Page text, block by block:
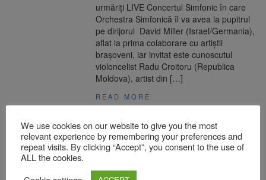
urmăriți LIVE Concertul Simfonic în care
Orchestra Simfonică îl va avea la pupitrul
pe dirijorul David Miller (Israel/Germania),
aflat la prima colaborare cu artiștii
brașoveni, iar invitat este cunoscutul
violoncelist Radu Croitoru (Republica
Moldova), artist din […]
READ MORE
Prefectul Brașovului recomandă
administratorilor spațiilor comerciale
să evite organizarea promoțiilor care
We use cookies on our website to give you the most
relevant experience by remembering your preferences and
repeat visits. By clicking “Accept”, you consent to the use of
ALL the cookies.